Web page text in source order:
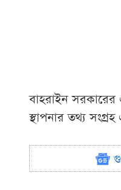
বাহরাইন সরকারের
স্থাপনার তথ্য